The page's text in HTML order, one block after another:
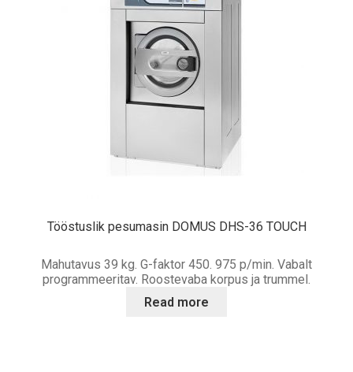
Tööstuslik pesumasin DOMUS DHS-36 TOUCH
Mahutavus 39 kg. G-faktor 450. 975 p/min. Vabalt
programmeeritav. Roostevaba korpus ja trummel.
Read more